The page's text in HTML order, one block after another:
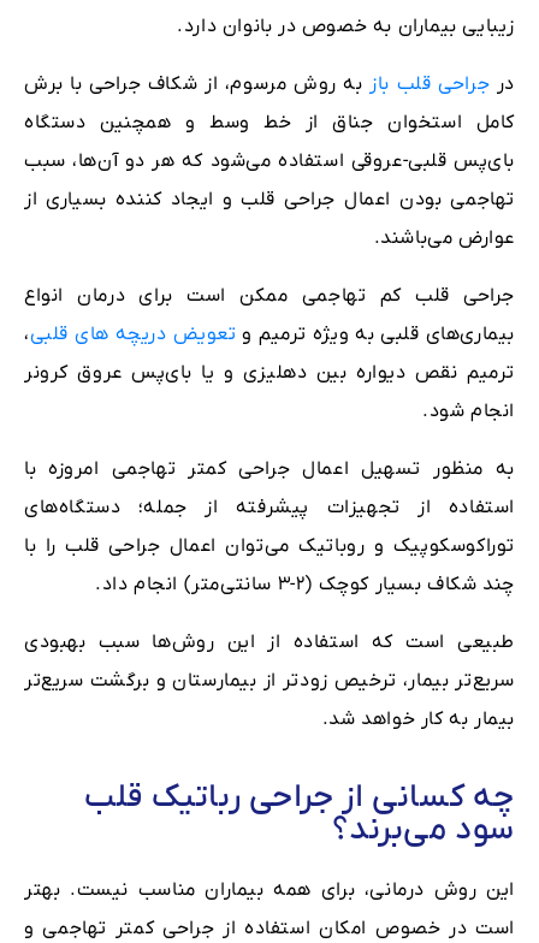
زیبایی بیماران به خصوص در بانوان دارد.
در جراحی قلب باز به روش مرسوم، از شکاف جراحی با برش
کامل استخوان جناق از خط وسط و همچنین دستگاه
بای‌پس قلبی-عروقی استفاده می‌شود که هر دو آن‌ها، سبب
تهاجمی بودن اعمال جراحی قلب و ایجاد کننده بسیاری از
عوارض می‌باشند.
جراحی قلب کم تهاجمی ممکن است برای درمان انواع
بیماری‌های قلبی به ویژه ترمیم و تعویض دریچه های قلبی،
ترمیم نقص دیواره بین دهلیزی و یا بای‌پس عروق کرونر
انجام شود.
به منظور تسهیل اعمال جراحی کمتر تهاجمی امروزه با
استفاده از تجهیزات پیشرفته‌ از جمله؛ دستگاه‌های
توراکوسکوپیک و روباتیک می‌توان اعمال جراحی قلب را با
چند شکاف بسیار کوچک (۲-۳ سانتی‌متر) انجام داد.
طبیعی ‌است که استفاده از این روش‌ها سبب بهبودی
سریع‌تر بیمار، ترخیص زودتر از بیمارستان و برگشت سریع‌تر
بیمار به کار خواهد شد.
چه کسانی از جراحی رباتیک قلب
سود می‌برند؟
این روش درمانی، برای همه بیماران مناسب نیست. بهتر
است در خصوص امکان استفاده از جراحی کمتر تهاجمی و